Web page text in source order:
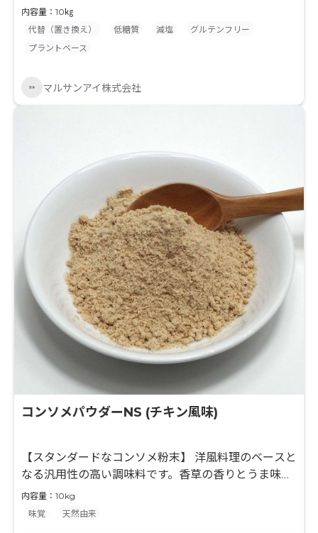
です。
内容量：10㎏
代替（置き換え）
低糖質 減塩
グルテンフリー
プラントベース
マルサンアイ株式会社
コンソメパウダーNS (チキン風味)
【スタンダードなコンソメ粉末】 洋風料理のベースと
なる汎用性の高い調味料です。香草の香りとうま味が
強く、洋風タイプの様々な食品にも使用できます。冷
凍食品にもオススメです。
内容量：10kg
味覚
天然由来